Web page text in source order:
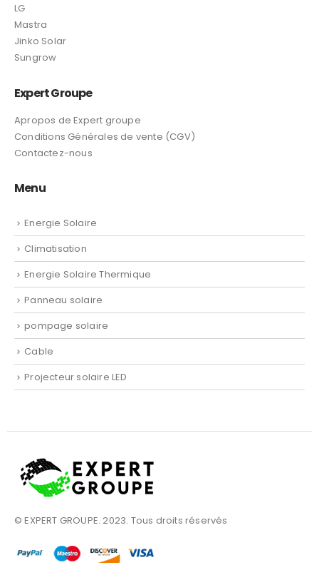
LG
Mastra
Jinko Solar
Sungrow
Expert Groupe
Apropos de Expert groupe
Conditions Générales de vente (CGV)
Contactez-nous
Menu
Energie Solaire
Climatisation
Energie Solaire Thermique
Panneau solaire
pompage solaire
Cable
Projecteur solaire LED
© EXPERT GROUPE. 2023. Tous droits réservés